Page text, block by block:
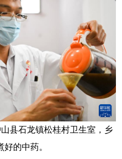
助残 一带一路
草原 湾区
心理 老年
县石龙镇松桂村卫生室，乡
的中药。